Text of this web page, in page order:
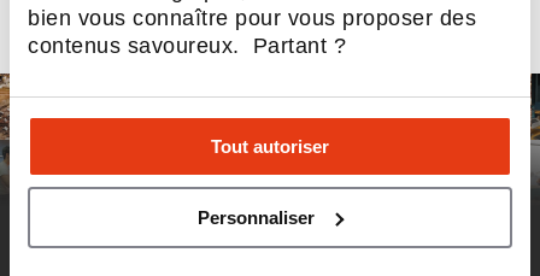
bien vous connaître pour vous proposer des
contenus savoureux. Partant ?
Tout autoriser
Personnaliser
DÉCOUVREZ LA NEWSLETTER